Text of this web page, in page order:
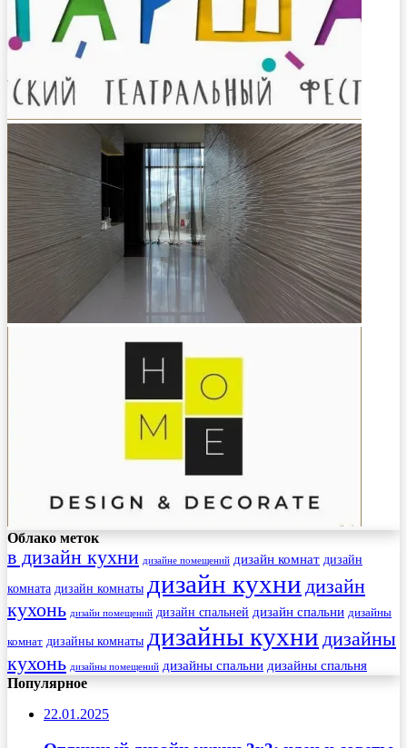
Облако меток
в дизайн кухни дизайне помещений дизайн комнат дизайн
комната дизайн комнаты дизайн кухни дизайн
кухонь дизайн помещений дизайн спальней дизайн спальни дизайны
комнат дизайны комнаты дизайны кухни дизайны
кухонь дизайны помещений дизайны спальни дизайны спальня
Популярное
22.01.2025